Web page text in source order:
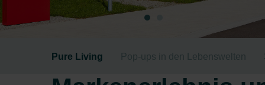
Pure Living Pop-ups in den Lebenswelten